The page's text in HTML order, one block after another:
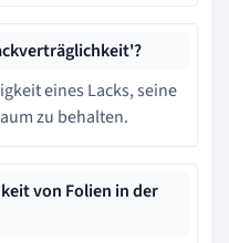
eines Lacks, seine
zu behalten.
von Folien in der